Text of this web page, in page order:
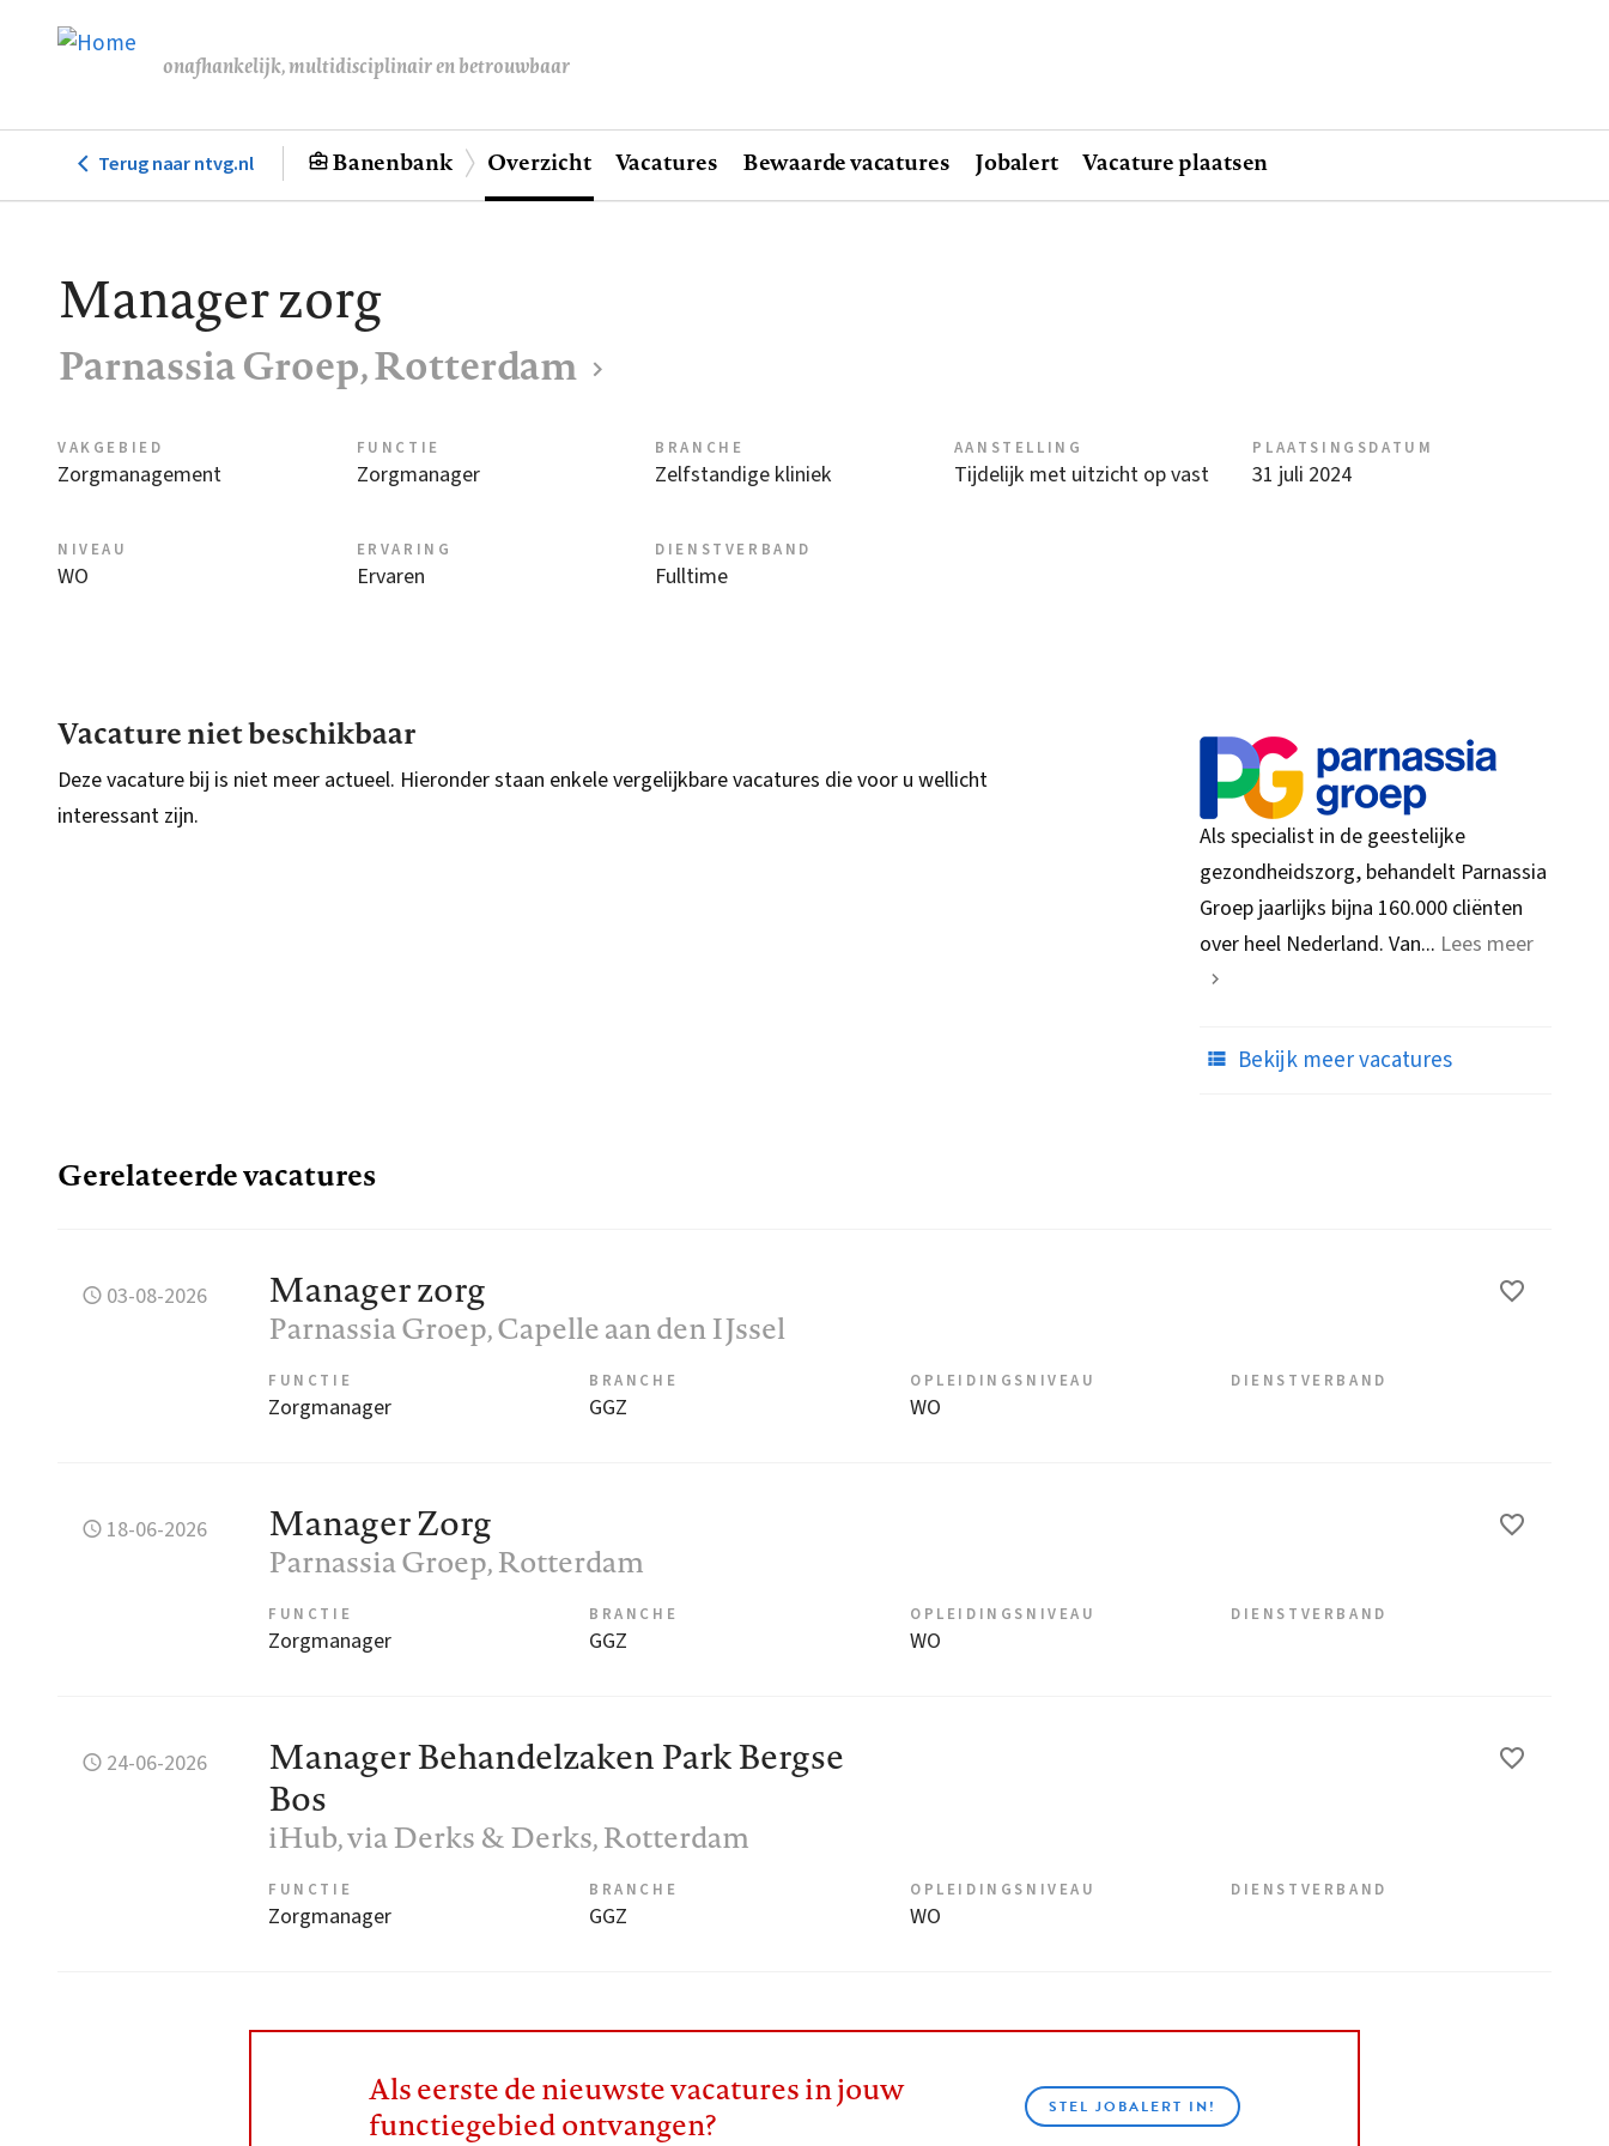
de
onafhankelijk, multidisciplinair en betrouwbaar
Hoofdnavigatie
Terug naar ntvg.nl Banenbank Overzicht Vacatures Bewaarde vacatures Jobalert Vacature plaatsen
Manager zorg
Parnassia Groep, Rotterdam
VAKGEBIED
Zorgmanagement
FUNCTIE
Zorgmanager
BRANCHE
Zelfstandige kliniek
AANSTELLING
Tijdelijk met uitzicht op vast
PLAATSINGSDATUM
31 juli 2024
NIVEAU
WO
ERVARING
Ervaren
DIENSTVERBAND
Fulltime
Vacature niet beschikbaar
Deze vacature bij is niet meer actueel. Hieronder staan enkele vergelijkbare vacatures die voor u wellicht
interessant zijn.
Als specialist in de geestelijke
gezondheidszorg, behandelt Parnassia
Groep jaarlijks bijna 160.000 cliënten
over heel Nederland. Van... Lees meer
Bekijk meer vacatures
Gerelateerde vacatures
03-08-2026 Manager zorg
Parnassia Groep, Capelle aan den IJssel
FUNCTIE
Zorgmanager
BRANCHE
GGZ
OPLEIDINGSNIVEAU
WO
DIENSTVERBAND
18-06-2026 Manager Zorg
Parnassia Groep, Rotterdam
FUNCTIE
Zorgmanager
BRANCHE
GGZ
OPLEIDINGSNIVEAU
WO
DIENSTVERBAND
24-06-2026
Manager Behandelzaken Park Bergse
Bos
iHub, via Derks & Derks, Rotterdam
FUNCTIE
Zorgmanager
BRANCHE
GGZ
OPLEIDINGSNIVEAU
WO
DIENSTVERBAND
Als eerste de nieuwste vacatures in jouw
functiegebied ontvangen?
STEL JOBALERT IN!